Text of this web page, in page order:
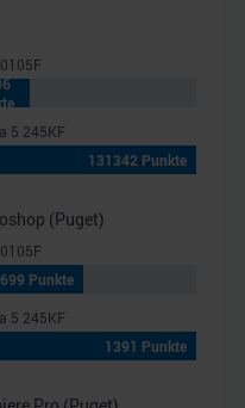
5 245KF
131342 Punkte
(Puget)
699 Punkte
5 245KF
1391 Punkte